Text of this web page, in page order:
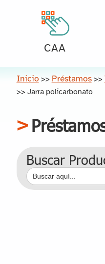
CAA
Inicio >> Préstamos >>
>> Jarra policarbonato
Buscar
Buscar: